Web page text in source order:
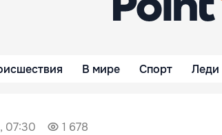
В мире Спорт Леди
07:30 1 678